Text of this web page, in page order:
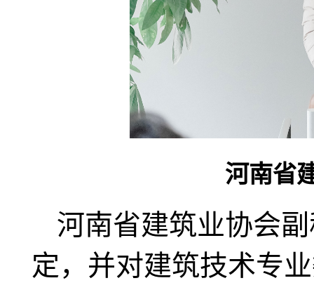
河南省
河南省建筑业协会
定，并对建筑技术专